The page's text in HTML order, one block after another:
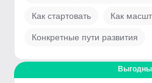
Как стартовать Как
Конкретные пути развития